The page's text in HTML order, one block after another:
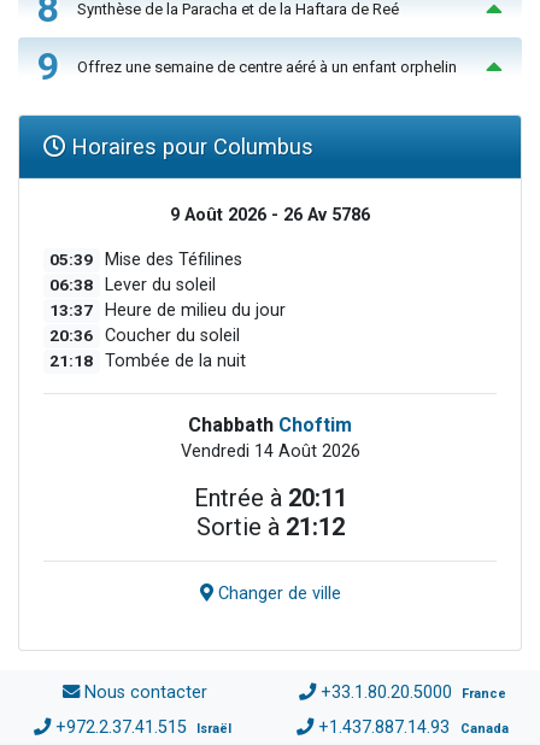
Synthèse de la Paracha et de la Haftara de Reé
9 Offrez une semaine de centre aéré à un enfant orphelin
Horaires pour Columbus
9 Août 2026 - 26 Av 5786
05:39 Mise des Téfilines
06:38 Lever du soleil
13:37 Heure de milieu du jour
20:36 Coucher du soleil
21:18 Tombée de la nuit
Chabbath Choftim
Vendredi 14 Août 2026
Entrée à 20:11
Sortie à 21:12
Changer de ville
Nous contacter +33.1.80.20.5000 France
+972.2.37.41.515 Israël +1.437.887.14.93 Canada